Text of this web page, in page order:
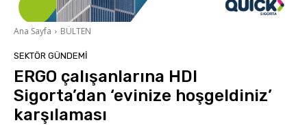
Ana Sayfa BÜLTEN
SEKTÖR GÜNDEMİ
ERGO çalışanlarına HDI
Sigorta’dan ‘evinize hoşgeldiniz’
karşılaması